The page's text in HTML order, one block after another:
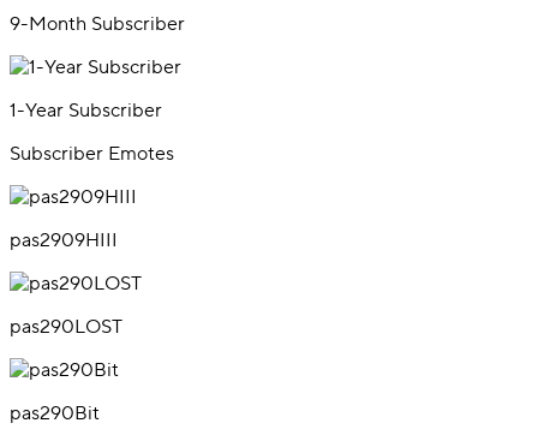
9-Month Subscriber
1-Year Subscriber
Subscriber Emotes
pas2909HIII
pas290LOST
pas290Bit